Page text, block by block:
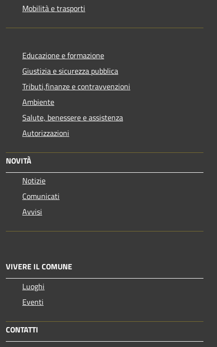
Mobilità e trasporti
Educazione e formazione
Giustizia e sicurezza pubblica
Tributi,finanze e contravvenzioni
Ambiente
Salute, benessere e assistenza
Autorizzazioni
NOVITÀ
Notizie
Comunicati
Avvisi
VIVERE IL COMUNE
Luoghi
Eventi
CONTATTI